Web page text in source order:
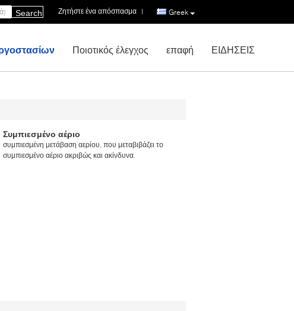
Greek
Ζητήστε ένα απόσπασμα |
Search
Ποιοτικός έλεγχος επαφή ΕΙΔΗΣΕΙΣ
Συμπιεσμένο αέριο
συμπιεσμένη μετάβαση αερίου, που μεταβιβάζει το
συμπιεσμένο αέριο ακριβώς και ακίνδυνα.